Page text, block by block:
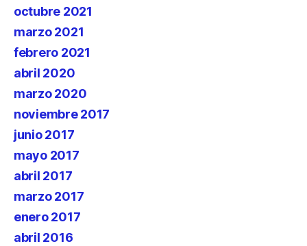
octubre 2021
marzo 2021
febrero 2021
abril 2020
marzo 2020
noviembre 2017
junio 2017
mayo 2017
abril 2017
marzo 2017
enero 2017
abril 2016